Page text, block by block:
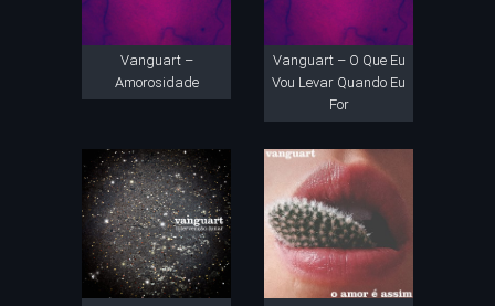
Vanguart –
Amorosidade
Vanguart – O Que Eu
Vou Levar Quando Eu
For